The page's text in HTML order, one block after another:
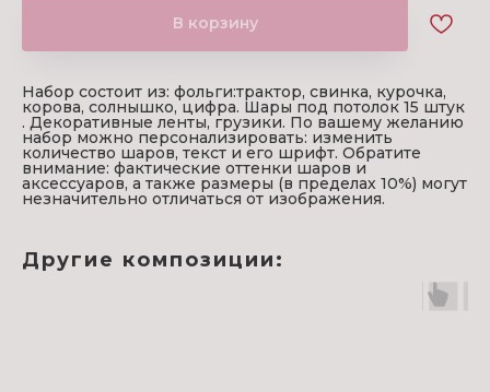
В корзину
Набор состоит из: фольги:трактор, свинка, курочка,
корова, солнышко, цифра. Шары под потолок 15 штук
. Декоративные ленты, грузики. По вашему желанию
набор можно персонализировать: изменить
количество шаров, текст и его шрифт. Обратите
внимание: фактические оттенки шаров и
аксессуаров, а также размеры (в пределах 10%) могут
незначительно отличаться от изображения.
Другие композиции: